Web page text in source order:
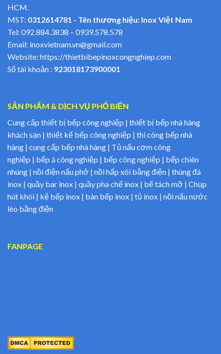
HCM.
MST: 0312614781 - Tên thương hiệu: Inox Việt Nam
Tel: 092.884.3838 – 0939.578.578
Email: inoxvietnam.vn@gmail.com
Website: https://thietbibepinoxcongnghiep.com
Số tài khoản : 923018173900001
SẢN PHẨM & DỊCH VỤ PHỔ BIẾN
Cung cấp thiết bị bếp công nghiệp | thiết bị bếp nhà hàng
khách sạn | thiết kế bếp công nghiệp | thi công bếp nhà
hàng | cung cấp bếp nhà hàng | Tủ nấu cơm công
nghiệp | bếp á công nghiệp | bếp công nghiệp | bếp chiên
nhúng | nồi điện nấu phở | nồi hấp xôi bằng điện | thùng đá
inox | quầy bar inox | quầy pha chế inox | bể tách mỡ | Chụp
hút khói | kệ bếp inox | bàn bếp inox | tủ inox | nồi nấu nước
lèo bằng điện
FANPAGE